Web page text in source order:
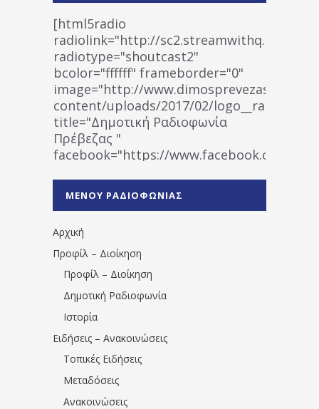
[html5radio
radiolink="http://
radiotype="shoutcast2"
bcolor="ffffff" frameborder="0"
image="http://www.dimosprevezas.gr/wp-
content/uploads/2017/02/
title="Δημοτική Ραδιοφωνία
Πρέβεζας "
facebook="https://www.facebook.com/
1531194763766854/" artist="" ]
ΜΕΝΟΥ ΡΑΔΙΟΦΩΝΙΑΣ
Αρχική
Προφίλ – Διοίκηση
Προφίλ – Διοίκηση
Δημοτική Ραδιοφωνία
Ιστορία
Ειδήσεις – Ανακοινώσεις
Τοπικές Ειδήσεις
Μεταδόσεις
Ανακοινώσεις